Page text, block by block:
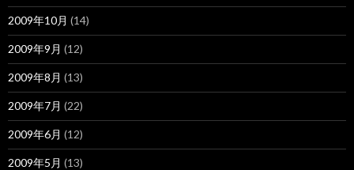
2009年10月 (14)
2009年9月 (12)
2009年8月 (13)
2009年7月 (22)
2009年6月 (12)
2009年5月 (13)